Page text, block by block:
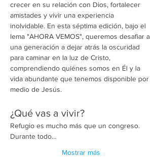
crecer en su relación con Dios, fortalecer
amistades y vivir una experiencia
inolvidable. En esta séptima edición, bajo el
lema "AHORA VEMOS", queremos desafiar a
una generación a dejar atrás la oscuridad
para caminar en la luz de Cristo,
comprendiendo quiénes somos en Él y la
vida abundante que tenemos disponible por
medio de Jesús.
¿Qué vas a vivir?
Refugio es mucho más que un congreso.
Durante todo…
Mostrar más